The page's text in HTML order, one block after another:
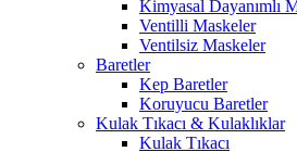
Kimyasal Dayanımlı
Ventilli Maskeler
Ventilsiz Maskeler
Baretler
Kep Baretler
Koruyucu Baretler
Kulak Tıkacı & Kulaklıklar
Kulak Tıkacı